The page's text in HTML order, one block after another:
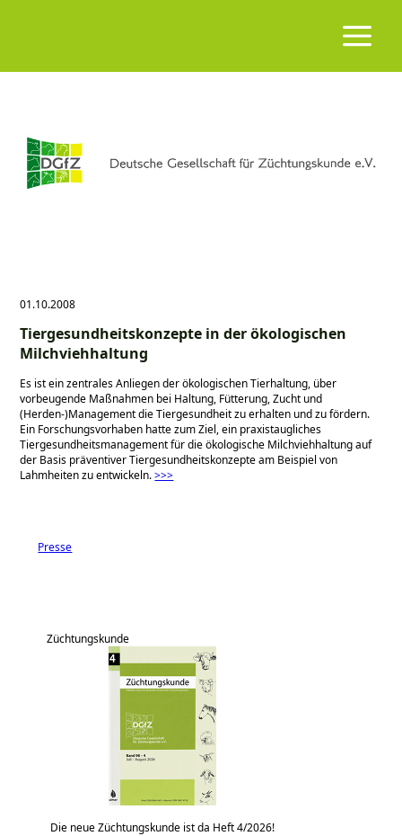
01.10.2008
Tiergesundheitskonzepte in der ökologischen
Milchviehhaltung
Es ist ein zentrales Anliegen der ökologischen Tierhaltung, über
vorbeugende Maßnahmen bei Haltung, Fütterung, Zucht und
(Herden-)Management die Tiergesundheit zu erhalten und zu fördern.
Ein Forschungsvorhaben hatte zum Ziel, ein praxistaugliches
Tiergesundheitsmanagement für die ökologische Milchviehhaltung auf
der Basis präventiver Tiergesundheitskonzepte am Beispiel von
Lahmheiten zu entwickeln.>>>
Presse
Züchtungskunde
Die neue Züchtungskunde ist da Heft 4/2026!